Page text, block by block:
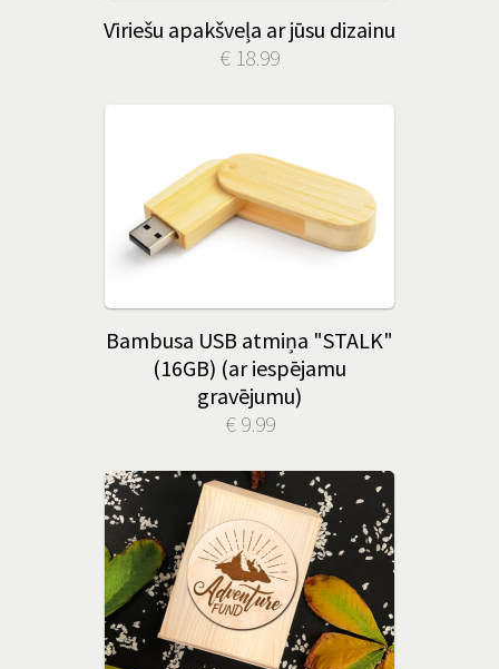
Vīriešu apakšveļa ar jūsu dizainu
€ 18.99
Bambusa USB atmiņa "STALK"
(16GB) (ar iespējamu
gravējumu)
€ 9.99